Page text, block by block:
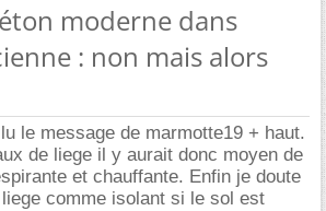
moderne dans
: non mais alors
le message de marmotte19 + haut.
de liege il y aurait donc moyen de
et chauffante. Enfin je doute
comme isolant si le sol est